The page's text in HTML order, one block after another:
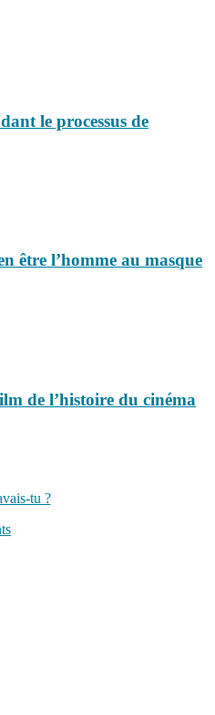
le processus de
être l’homme au masque
de l’histoire du cinéma
tu ?